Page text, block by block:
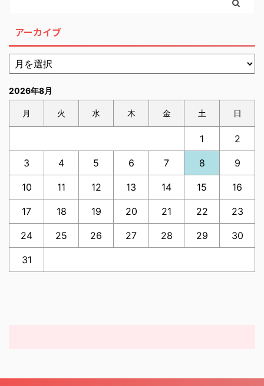
アーカイブ
2026年8月
月 火 水 木 金 土 日
1 2
3 4 5 6 7 8 9
10 11 12 13 14 15 16
17 18 19 20 21 22 23
24 25 26 27 28 29 30
31